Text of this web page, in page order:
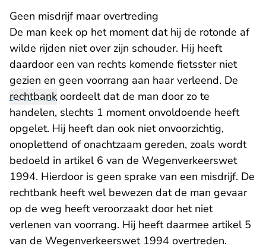
Geen misdrijf maar overtreding
De man keek op het moment dat hij de rotonde af
wilde rijden niet over zijn schouder. Hij heeft
daardoor een van rechts komende fietsster niet
gezien en geen voorrang aan haar verleend. De
rechtbank oordeelt dat de man door zo te
handelen, slechts 1 moment onvoldoende heeft
opgelet. Hij heeft dan ook niet onvoorzichtig,
onoplettend of onachtzaam gereden, zoals wordt
bedoeld in artikel 6 van de Wegenverkeerswet
1994. Hierdoor is geen sprake van een misdrijf. De
rechtbank heeft wel bewezen dat de man gevaar
op de weg heeft veroorzaakt door het niet
verlenen van voorrang. Hij heeft daarmee artikel 5
van de Wegenverkeerswet 1994 overtreden.